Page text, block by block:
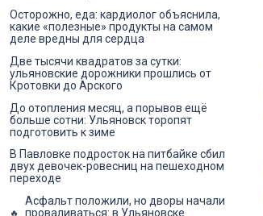
Осторожно, еда: кардиолог объяснила,
какие «полезные» продукты на самом
деле вредны для сердца
Две тысячи квадратов за сутки:
ульяновские дорожники прошлись от
Кротовки до Арского
До отопления месяц, а порывов ещё
больше сотни: Ульяновск торопят
подготовить к зиме
В Павловке подросток на питбайке сбил
двух девочек-ровесниц на пешеходном
переходе
Асфальт положили, но дворы начали
проваливаться: в Ульяновске